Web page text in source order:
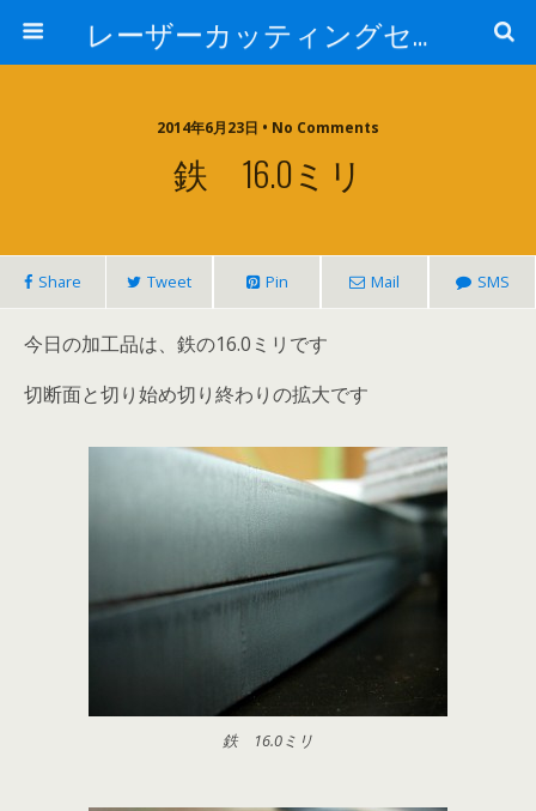
レーザーカッティングセンター 株式会社 中本鉄工所
2014年6月23日 • No Comments
鉄 16.0ミリ
Share Tweet Pin Mail SMS
今日の加工品は、鉄の16.0ミリです
切断面と切り始め切り終わりの拡大です
鉄 16.0ミリ